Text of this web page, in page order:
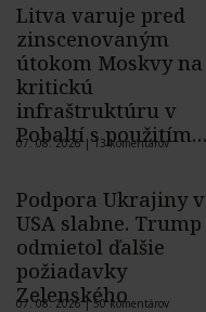
Litva varuje pred
zinscenovaným
útokom Moskvy na
kritickú
infraštruktúru v
Pobaltí s použitím
ukrajinského dronu
07. 08. 2026 |13 komentárov
Podpora Ukrajiny v
USA slabne. Trump
odmietol ďalšie
požiadavky
Zelenského
07. 08. 2026 |50 komentárov